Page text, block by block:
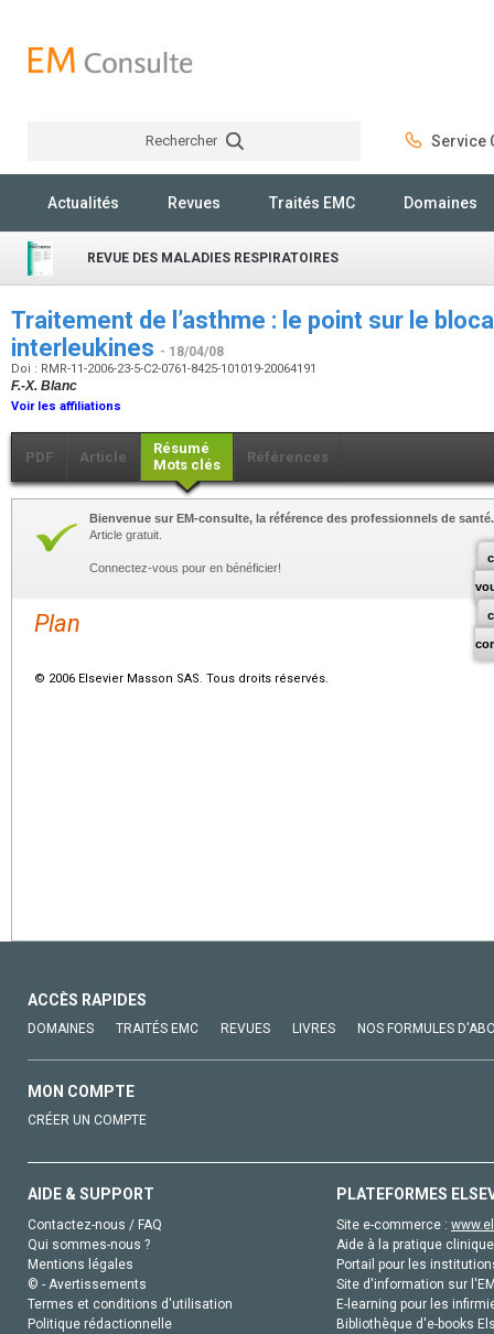
Rechercher Service
Actualités Revues Traités EMC Domaines
REVUE DES MALADIES RESPIRATOIRES
Traitement de l’asthme : le point sur le
interleukines - 18/04/08
Doi : RMR-11-2006-23-5-C2-0761-8425-101019-20064191
F.-X. Blanc
Voir les affiliations
PDF Article
Résumé
Mots clés
Références
Bienvenue sur EM-consulte, la référence des professionnels de santé.
Article gratuit.
Connectez-vous pour en bénéficier!
Plan
© 2006 Elsevier Masson SAS. Tous droits réservés.
ACCÈS RAPIDES
DOMAINES TRAITÉS EMC REVUES LIVRES NOS FORMULES
MON COMPTE
CRÉER UN COMPTE
AIDE & SUPPORT
Contactez-nous / FAQ
Qui sommes-nous ?
Mentions légales
© - Avertissements
Termes et conditions d'utilisation
Politique rédactionnelle
PLATEFORMES
Site e-commerce :
Aide à la pratique
Portail pour les
Site d'information sur
E-learning pour les
Bibliothèque d'e-books